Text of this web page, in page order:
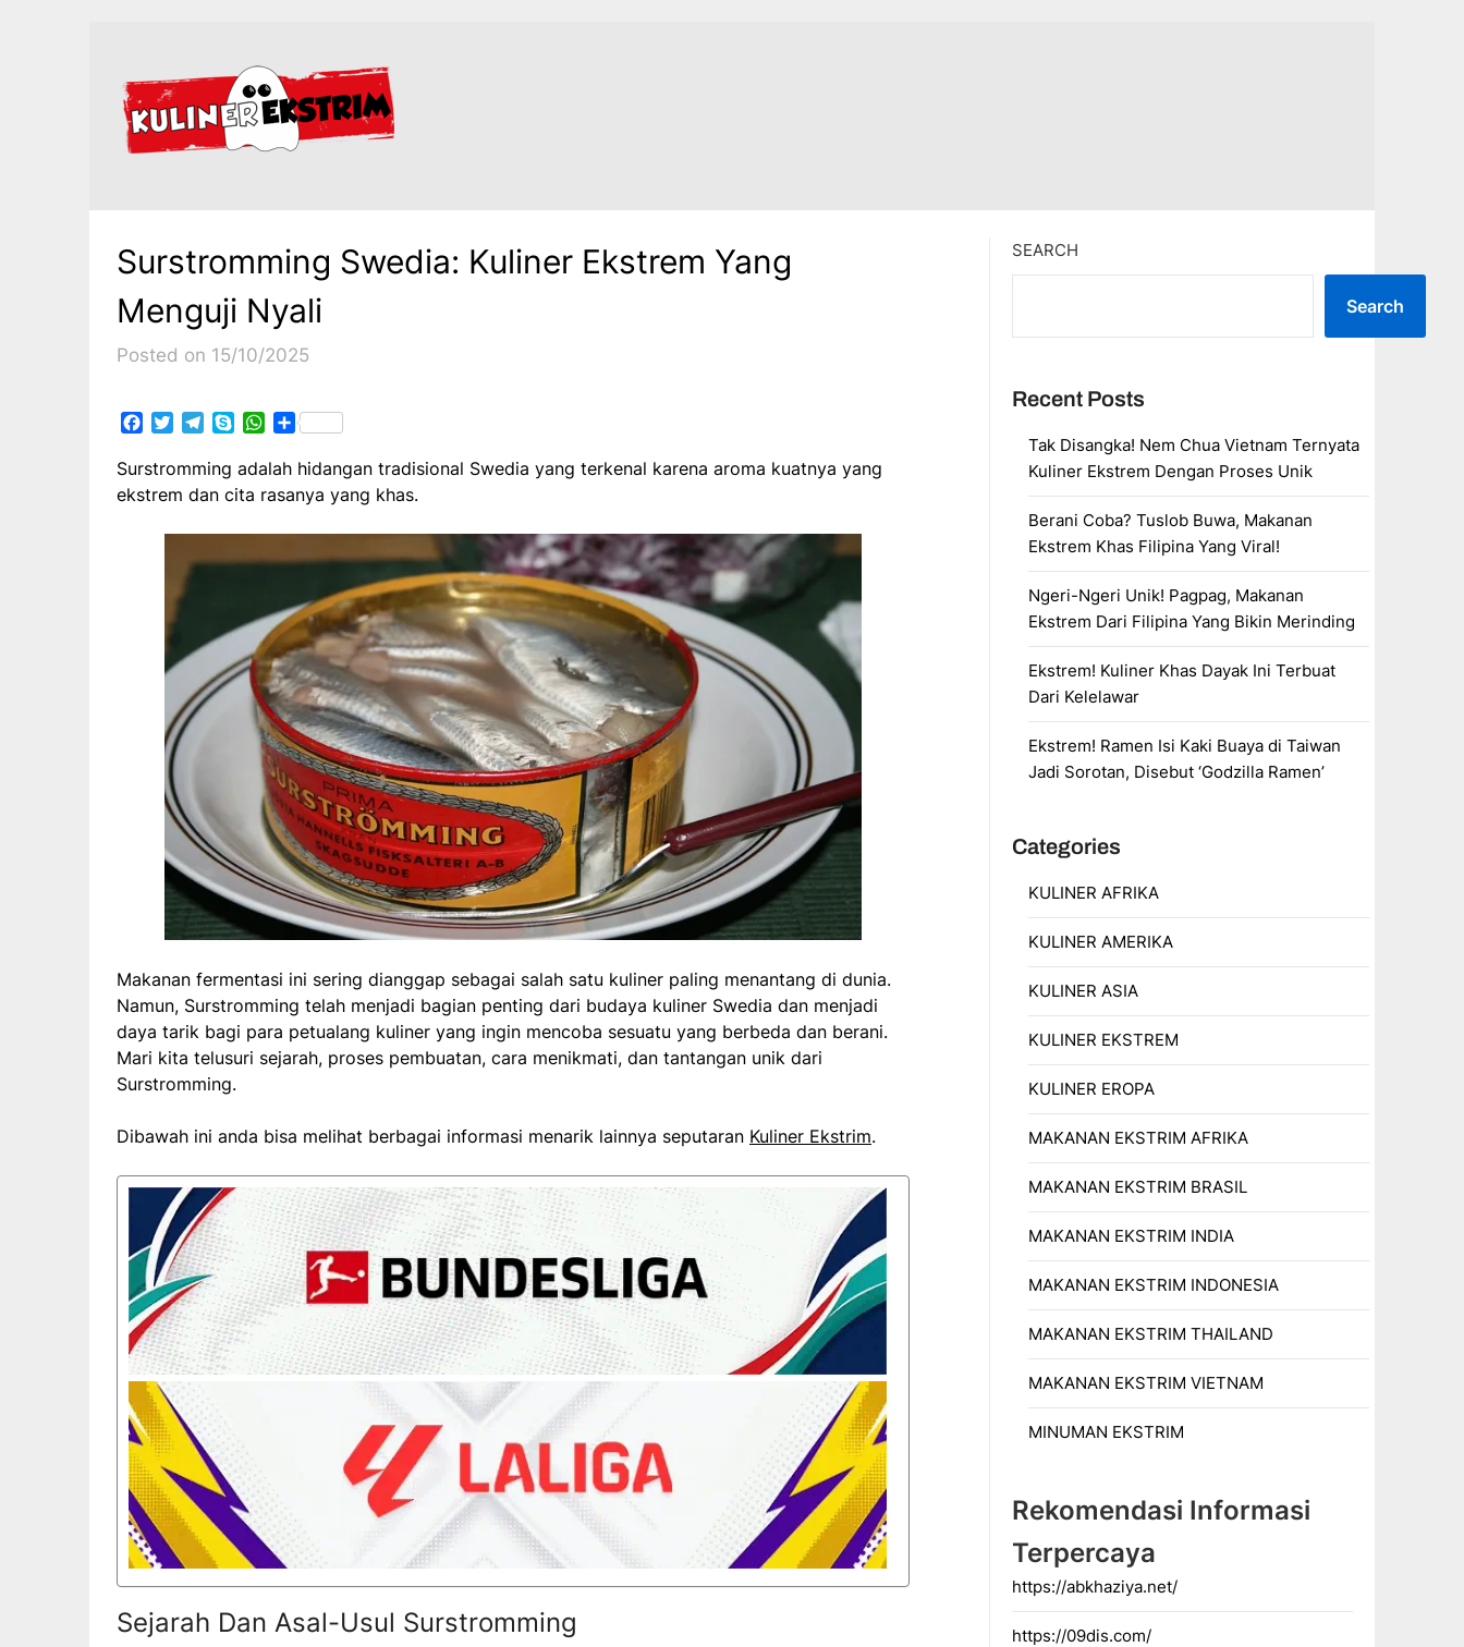
Surstromming Swedia: Kuliner Ekstrem Yang
Menguji Nyali
Posted on 15/10/2025
Facebook
TwitterTelegram
SkypeWhatsApp
Share
Surstromming adalah hidangan tradisional Swedia yang terkenal karena aroma kuatnya yang
ekstrem dan cita rasanya yang khas.
Makanan fermentasi ini sering dianggap sebagai salah satu kuliner paling menantang di dunia.
Namun, Surstromming telah menjadi bagian penting dari budaya kuliner Swedia dan menjadi
daya tarik bagi para petualang kuliner yang ingin mencoba sesuatu yang berbeda dan berani.
Mari kita telusuri sejarah, proses pembuatan, cara menikmati, dan tantangan unik dari
Surstromming.
Dibawah ini anda bisa melihat berbagai informasi menarik lainnya seputaran Kuliner Ekstrim.
Sejarah Dan Asal-Usul Surstromming
SEARCH
Search
Recent Posts
Tak Disangka! Nem Chua Vietnam Ternyata
Kuliner Ekstrem Dengan Proses Unik
Berani Coba? Tuslob Buwa, Makanan
Ekstrem Khas Filipina Yang Viral!
Ngeri-Ngeri Unik! Pagpag, Makanan
Ekstrem Dari Filipina Yang Bikin Merinding
Ekstrem! Kuliner Khas Dayak Ini Terbuat
Dari Kelelawar
Ekstrem! Ramen Isi Kaki Buaya di Taiwan
Jadi Sorotan, Disebut ‘Godzilla Ramen’
Categories
KULINER AFRIKA
KULINER AMERIKA
KULINER ASIA
KULINER EKSTREM
KULINER EROPA
MAKANAN EKSTRIM AFRIKA
MAKANAN EKSTRIM BRASIL
MAKANAN EKSTRIM INDIA
MAKANAN EKSTRIM INDONESIA
MAKANAN EKSTRIM THAILAND
MAKANAN EKSTRIM VIETNAM
MINUMAN EKSTRIM
Rekomendasi Informasi
Terpercaya
https://abkhaziya.net/
https://09dis.com/